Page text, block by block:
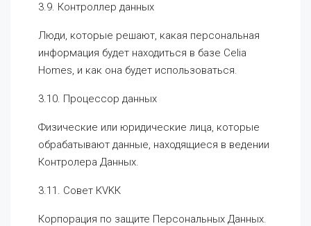
3.9. Контроллер данных
Люди, которые решают, какая персональная
информация будет находиться в базе Celia
Homes, и как она будет использоваться.
3.10. Процессор данных
Физические или юридические лица, которые
обрабатывают данные, находящиеся в ведении
Контролера Данных.
3.11. Совет КVKК
Корпорация по защите Персональных Данных.